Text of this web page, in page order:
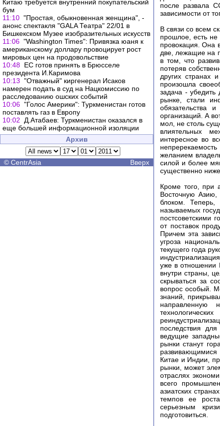
Китаю требуется внутренний покупательский
бум
11:10 "Простая, обыкновенная женщина", -
анонс спектакля "GALA Театра" 22/01 в
Бишкекском Музее изобразительных искусств
11:06 "Washington Times": Привязка юаня к
американскому доллару провоцирует рост
мировых цен на продовольствие
10:48 ЕС готов принять в Брюсселе
президента И.Каримова
10:13 "Отважный" киргенерал Исаков
намерен подать в суд на Нацкомиссию по
расследованию ошских событий
10:06 "Голос Америки": Туркменистан готов
поставлять газ в Европу
10:02
Д.Атабаев: Туркменистан оказался в
еще большей информационной изоляции
Архив
© CentrAsia Вверх
после развала
зависимости от
В связи со всем
прошлое, есть
провокация. Она
две, лежащие на
в том, что
потеряв
других странах
произошла
задача -
рынке, стали
обязательства
организаций. А
мол, не столь
влиятельных
интересное во
желанием
силой и более
существенно
Кроме того, при
Восточную Азию,
блоком. Теперь,
называемых
постсоветскими
от поставок
Причем эта
угроза
текущего года
уже в отношении
внутри страны,
скрываться за
вопрос особый.
знаний,
направленную
последствия
ведущие
рынки станут
развивающимися
Китае и Индии,
рынки, может
отраслях
всего
азиатских
темпов ее
серьезным
подготовиться.